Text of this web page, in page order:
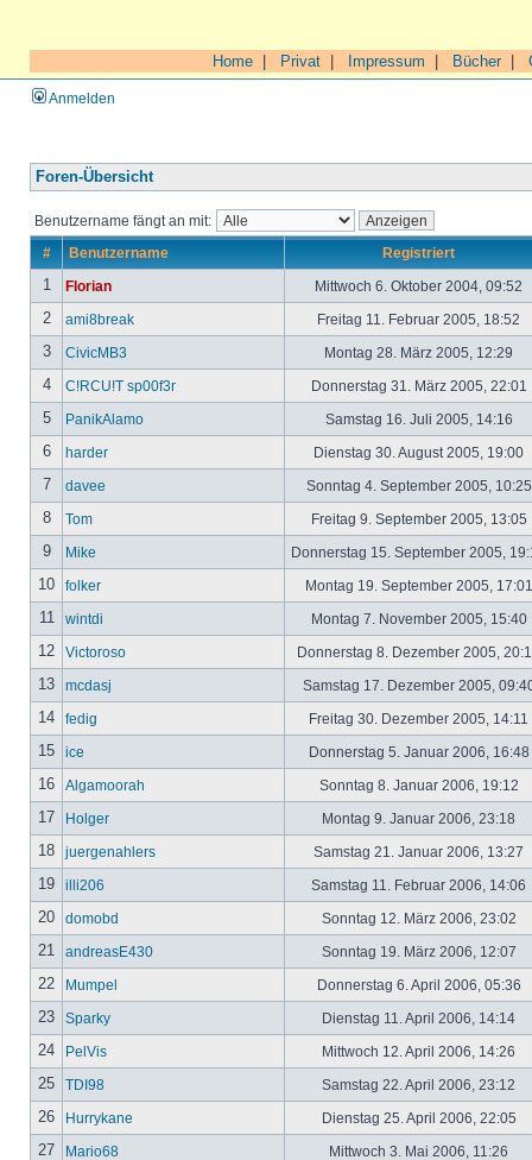
Home Privat Impressum Bücher|
Anmelden
Foren-Übersicht
Benutzername fängt an mit:
# Benutzername Registriert
1 Florian Mittwoch 6. Oktober 2004, 09:52
2 ami8break Freitag 11. Februar 2005, 18:52
3 CivicMB3 Montag 28. März 2005, 12:29
4 C!RCU!T sp00f3r Donnerstag 31. März 2005, 22:01
5 PanikAlamo Samstag 16. Juli 2005, 14:16
6 harder Dienstag 30. August 2005, 19:00
7 davee Sonntag 4. September 2005,
8 Tom Freitag 9. September 2005, 13:05
9 Mike Donnerstag 15. September 2005,
10 folker Montag 19. September 2005,
11 wintdi Montag 7. November 2005, 15:40
12 Victoroso Donnerstag 8. Dezember 2005,
13 mcdasj Samstag 17. Dezember 2005,
14 fedig Freitag 30. Dezember 2005, 14:11
15 ice Donnerstag 5. Januar 2006, 16:48
16 Algamoorah Sonntag 8. Januar 2006, 19:12
17 Holger Montag 9. Januar 2006, 23:18
18 juergenahlers Samstag 21. Januar 2006, 13:27
19 illi206 Samstag 11. Februar 2006, 14:06
20 domobd Sonntag 12. März 2006, 23:02
21 andreasE430 Sonntag 19. März 2006, 12:07
22 Mumpel Donnerstag 6. April 2006, 05:36
23 Sparky Dienstag 11. April 2006, 14:14
24 PelVis Mittwoch 12. April 2006, 14:26
25 TDI98 Samstag 22. April 2006, 23:12
26 Hurrykane Dienstag 25. April 2006, 22:05
27 Mario68 Mittwoch 3. Mai 2006, 11:26